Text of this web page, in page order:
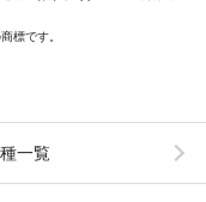
標です。
一覧